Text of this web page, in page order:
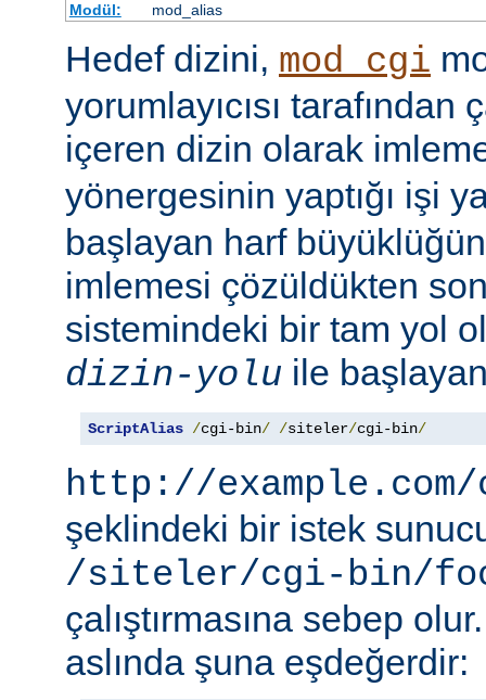
Modül:
mod_alias
Hedef dizini, mod_cgi
yorumlayıcısı tarafından
içeren dizin olarak
yönergesinin yaptığı işi
başlayan harf
imlemesi çözüldükten
sistemindeki bir tam yol
dizin-yolu ile
ScriptAlias /cgi-bin/ /siteler/cgi-bin/
http://
şeklindeki bir istek
/siteler/cgi-bin/
çalıştırmasına sebep
aslında şuna eşdeğerdir: